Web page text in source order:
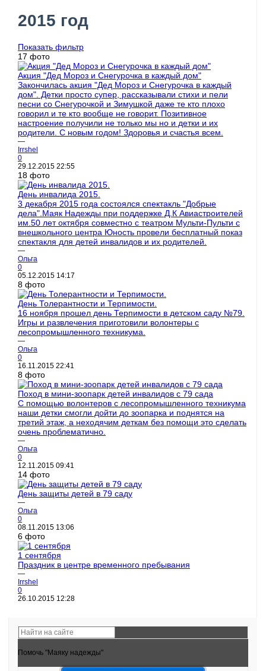
2015 год
Показать фильтр
17 фото
Акция "Дед Мороз и Снегурочка в каждый дом"
Закончилась акция "Дед Мороз и Снегурочка в каждый
дом". Детки просто супер, рассказывали стихи и пели
песни со Снегурочкой и Зимушкой даже те кто плохо
говорил и те кто вообще не говорит. Позитивное
настроение получили не только мы но и детки и их
родители. С новым годом! Здоровья и счастья всем.
—
Irrshel
0
29.12.2015 22:55
18 фото
День инвалида 2015.
3 декабря 2015 года состоялся спектакль "Добрые
дела".Маяк Надежды при поддержке Д.К Авиастроителей
им.50 лет октября совместно с театром Мульти-Пульти с
внешкольного центра Юность провели бесплатный показ
спектакля для детей инвалидов и их родителей.
—
Ольга
0
05.12.2015 14:17
8 фото
День Толерантности и Терпимости.
16 ноября прошел день Терпимости в детском саду №79.
Игры и развлечения приготовили волонтеры с
лесопромышленного техникума.
—
Ольга
0
16.11.2015 22:41
8 фото
Поход в мини-зоопарк детей инвалидов с 79 сада
С помощью волонтеров с лесопромышленного техникума
наши детки смогли дойти до зоопарка и поднятся на
третий этаж, а неходячим деткам без помощи это сделать
очень проблематично.
—
Ольга
0
12.11.2015 09:41
14 фото
День защиты детей в 79 саду
—
Ольга
0
08.11.2015 13:06
6 фото
1 сентября
Праздник в центре временного пребывания
—
Irrshel
0
26.10.2015 12:28
Помочь "Маяку надежды"